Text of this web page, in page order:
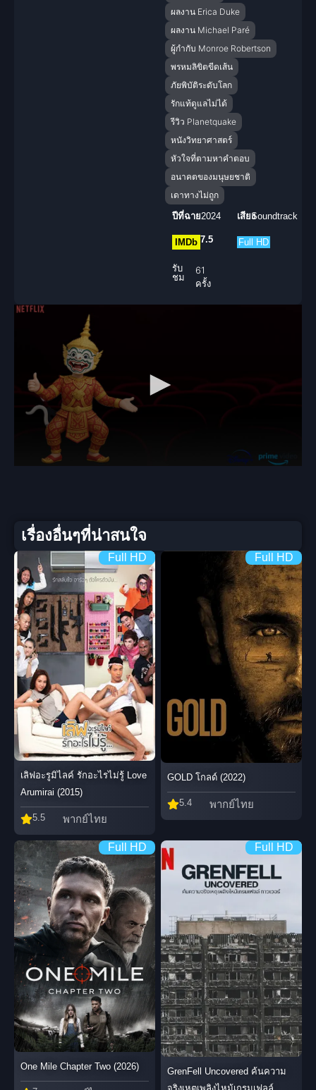
ผลงาน Erica Duke
ผลงาน Michael Paré
ผู้กำกับ Monroe Robertson
พรหมลิขิตขีดเส้น
ภัยพิบัติระดับโลก
รักแท้ดูแลไม่ได้
รีวิว Planetquake
หนังวิทยาศาสตร์
หัวใจที่ตามหาคำตอบ
อนาคตของมนุษยชาติ
เดาทางไม่ถูก
ปีที่ฉาย2024 เสียงSoundtrack
IMDb 7.5 Full HD
รับ
ชม
61
ครั้ง
เรื่องอื่นๆที่น่าสนใจ
Full HD
เลิฟอะรูมิไลค์ รักอะไรไม่รู้ Love
Arumirai (2015)
5.5 พากย์ไทย
Full HD
GOLD โกลด์ (2022)
5.4 พากย์ไทย
Full HD
One Mile Chapter Two (2026)
Full HD
GrenFell Uncovered ค้นความ